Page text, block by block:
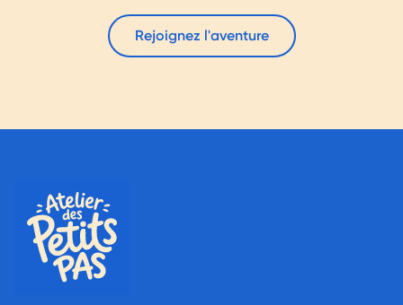
Rejoignez l'aventure